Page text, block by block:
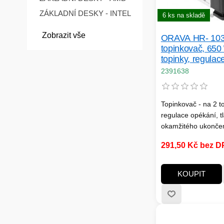
ZÁKLADNÍ DESKY - INTEL
Zobrazit vše
6 ks na skladě
ORAVA HR-
topinkovač, 650
topinky,
2391638
Topinkovač - na 2
regulace opékání,
okamžitého
nerez, barva
291,50 Kč bez
KOUPIT